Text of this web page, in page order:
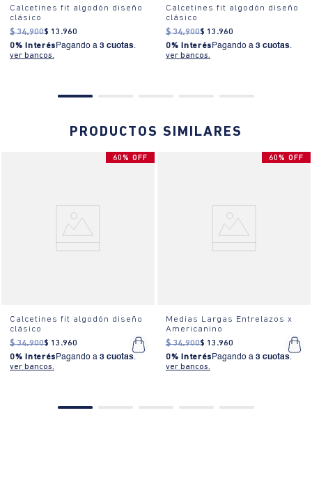
Calcetines fit algodón diseño
clásico
$ 34.900$ 13 .960
0% Interés Pagando a 3 cuotas.
ver bancos.
Calcetines fit algodón diseño
clásico
$ 34.900$ 13 .960
0% Interés Pagando a 3 cuotas.
ver bancos.
PRODUCTOS SIMILARES
60% OFF
Calcetines fit algodón diseño
clásico
$ 34.900$ 13 .960
0% Interés Pagando a 3 cuotas.
ver bancos.
60% OFF
Medias Largas Entrelazos x
Americanino
$ 34.900$ 13 .960
0% Interés Pagando a 3 cuotas.
ver bancos.